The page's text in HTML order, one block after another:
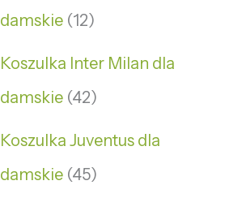
damskie 12
Koszulka Inter Milan dla
damskie 42
Koszulka Juventus dla
damskie 45